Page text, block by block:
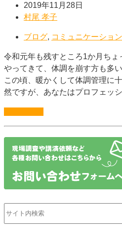
2019年11月28日
村尾 孝子
ブログ, コミュニケーション
令和元年も残すところ1か月ち
やってきて、体調を崩す方も多
この頃、暖かくして体調管理に
然ですが、あなたはプロフェッ